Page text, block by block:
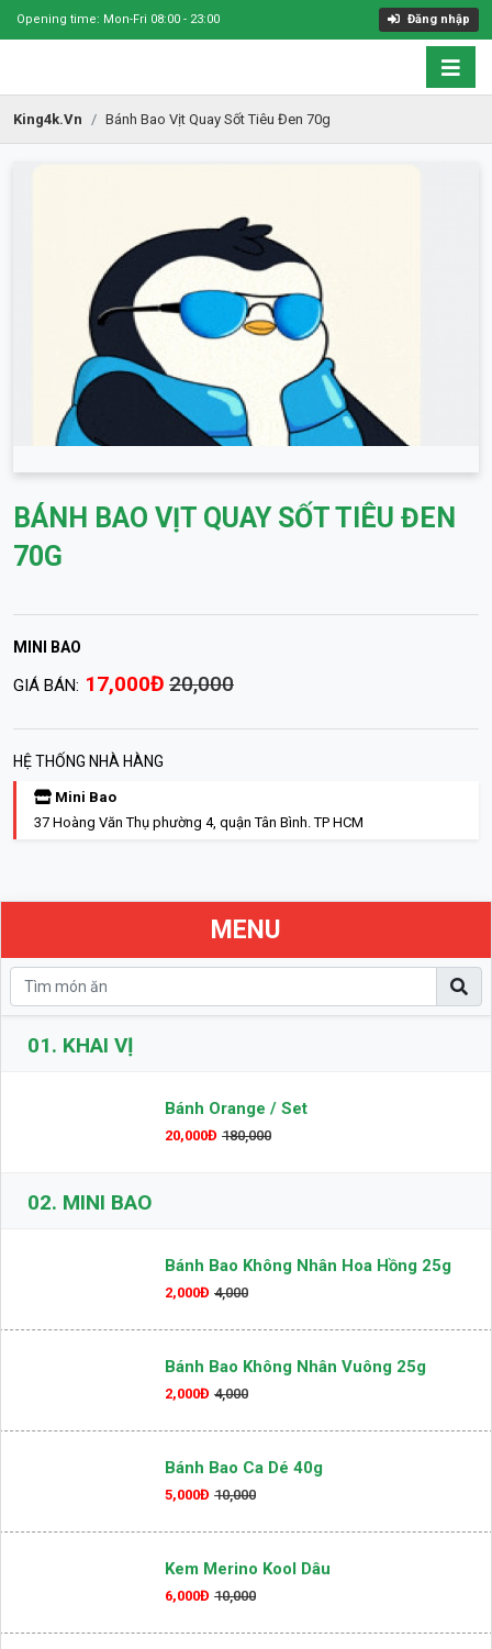
Opening time: Mon-Fri 08:00 - 23:00 Đăng nhập
King4k.vn Bánh Bao Vịt Quay Sốt Tiêu Đen 70g
BÁNH BAO VỊT QUAY SỐT TIÊU ĐEN
70G
MINI BAO
GIÁ BÁN: 17,000Đ 20,000
HỆ THỐNG NHÀ HÀNG
Mini Bao
37 Hoàng Văn Thụ phường 4, quận Tân Bình. TP HCM
MENU
01. KHAI VỊ
Bánh Orange / Set
20,000Đ 180,000
02. MINI BAO
Bánh Bao Không Nhân Hoa Hồng 25g
2,000Đ 4,000
Bánh Bao Không Nhân Vuông 25g
2,000Đ 4,000
Bánh Bao Ca Dé 40g
5,000Đ 10,000
Kem Merino Kool Dâu
6,000Đ 10,000